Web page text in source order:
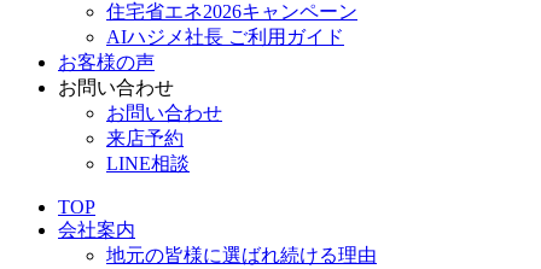
住宅省エネ2026キャンペーン
AIハジメ社長 ご利用ガイド
お客様の声
お問い合わせ
お問い合わせ
来店予約
LINE相談
TOP
会社案内
地元の皆様に選ばれ続ける理由